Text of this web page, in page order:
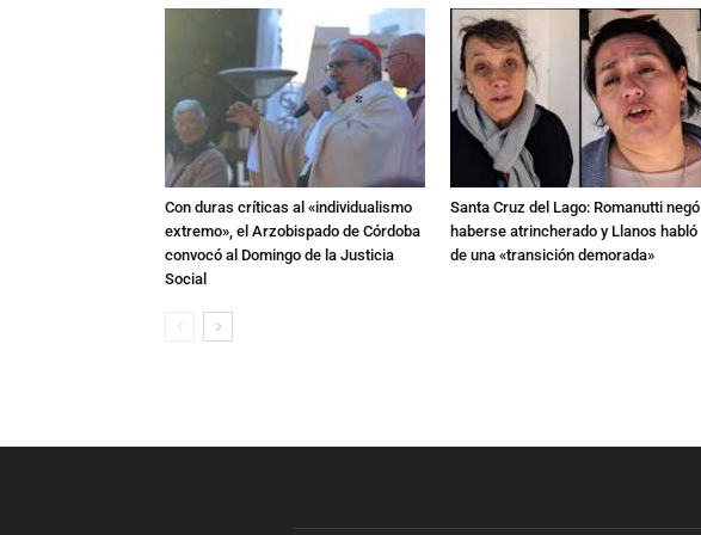
Con duras críticas al «individualismo
extremo», el Arzobispado de Córdoba
convocó al Domingo de la Justicia
Social
Santa Cruz del Lago: Romanutti negó
haberse atrincherado y Llanos habló
de una «transición demorada»